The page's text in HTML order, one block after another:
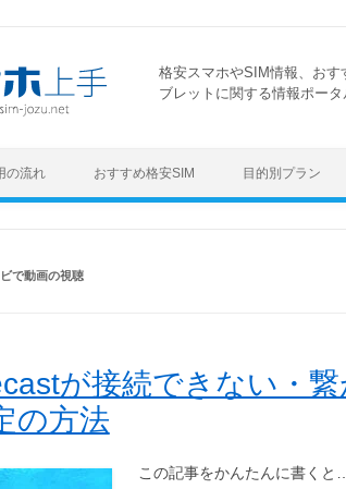
格安スマホやSIM情報、おす
ブレットに関する情報ポータ
の流れ おすすめ格安SIM 目的別プラン
で動画の視聴
が接続できない・
の方法
この記事をかんたんに書くと